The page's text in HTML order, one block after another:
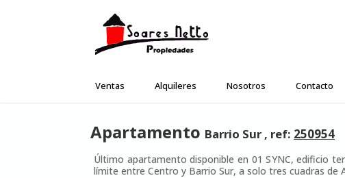
Ventas Alquileres Nosotros Contacto
Apartamento Barrio Sur , ref: 250954
Último apartamento disponible en 01 SYNC, edificio
límite entre Centro y Barrio Sur, a solo tres cuadras de